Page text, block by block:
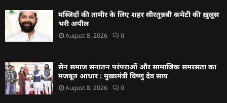
मस्जिदों की तामीर के लिए शहर सीरतुन्नबी कमेटी की ख़ुलूस
भरी अपील
August 8, 2026 0
सेन समाज सनातन परंपराओं और सामाजिक समरसता का
मजबूत आधार : मुख्यमंत्री विष्णु देव साय
August 8, 2026 0